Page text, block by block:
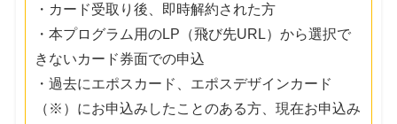
・カード受取り後、即時解約された方
・本プログラム用のLP（飛び先URL）から選択で
きないカード券面での申込
・過去にエポスカード、エポスデザインカード
（※）にお申込みしたことのある方、現在お申込み